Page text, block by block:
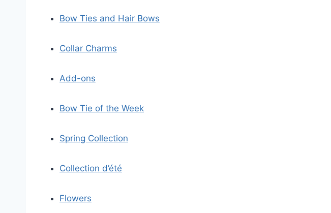
Bow Ties and Hair Bows
Collar Charms
Add-ons
Bow Tie of the Week
Spring Collection
Collection d’été
Flowers